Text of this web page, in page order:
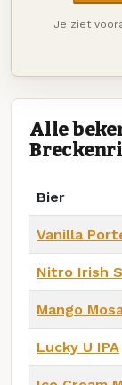
Je ziet
Alle
Bier
Vanilla
Nitro Irish
Mango
Lucky U IPA